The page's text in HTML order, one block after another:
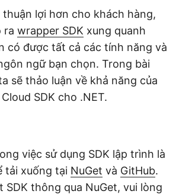
lợi hơn cho khách hàng,
ra wrapper SDK xung quanh
có được tất cả các tính năng và
ngữ bạn chọn. Trong bài
sẽ thảo luận về khả năng của
SDK cho .NET.
việc sử dụng SDK lập trình là
tải xuống tại NuGet và GitHub.
SDK thông qua NuGet, vui lòng